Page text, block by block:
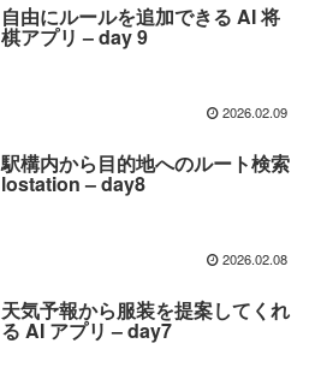
自由にルールを追加できる AI 将
棋アプリ – day 9
2026.02.09
駅構内から目的地へのルート検索
lostation – day8
2026.02.08
天気予報から服装を提案してくれ
る AI アプリ – day7